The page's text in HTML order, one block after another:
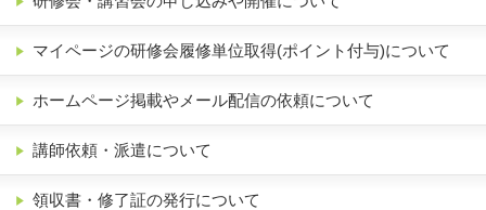
マイページの研修会履修単位取得(ポイント付与)について
ホームページ掲載やメール配信の依頼について
講師依頼・派遣について
領収書・修了証の発行について